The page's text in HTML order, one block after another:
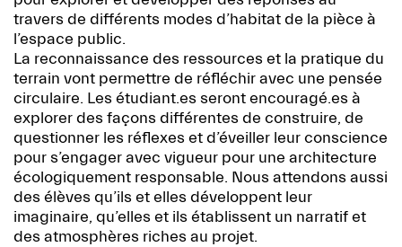
travers de différents modes d’habitat de la pièce à
l’espace public.
La reconnaissance des ressources et la pratique du
terrain vont permettre de réfléchir avec une pensée
circulaire. Les étudiant.es seront encouragé.es à
explorer des façons différentes de construire, de
questionner les réflexes et d’éveiller leur conscience
pour s’engager avec vigueur pour une architecture
écologiquement responsable. Nous attendons aussi
des élèves qu’ils et elles développent leur
imaginaire, qu’elles et ils établissent un narratif et
des atmosphères riches au projet.